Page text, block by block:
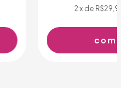
2 x de